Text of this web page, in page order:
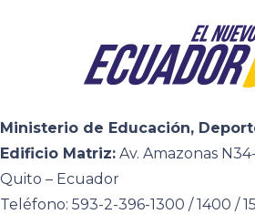
Ministerio de Educación,
Edificio Matriz: Av. Amazonas
Quito – Ecuador
Teléfono: 593-2-396-1300 / 1400 /